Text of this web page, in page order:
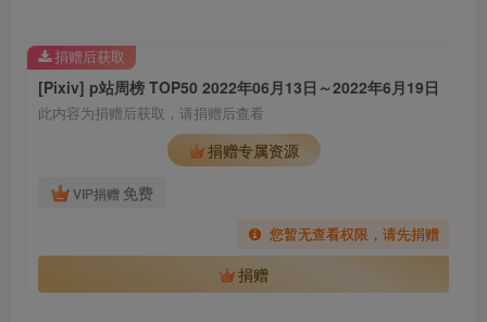
[Pixiv] p站周榜 TOP50 2022年06月13日～2022年6月19日
此内容为捐赠后获取，请捐赠后查看
捐赠专属资源
VIP捐赠 免费
您暂无查看权限，请先捐赠
捐赠
捐赠后获取